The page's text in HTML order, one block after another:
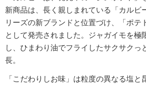
新商品は、長く親しまれている「カルビ
リーズの新ブランドと位置づけ、「ポテ
として発売されました。ジャガイモを極
し、ひまわり油でフライしたサクサクっ
長。
「こだわりしお味」は粒度の異なる塩と